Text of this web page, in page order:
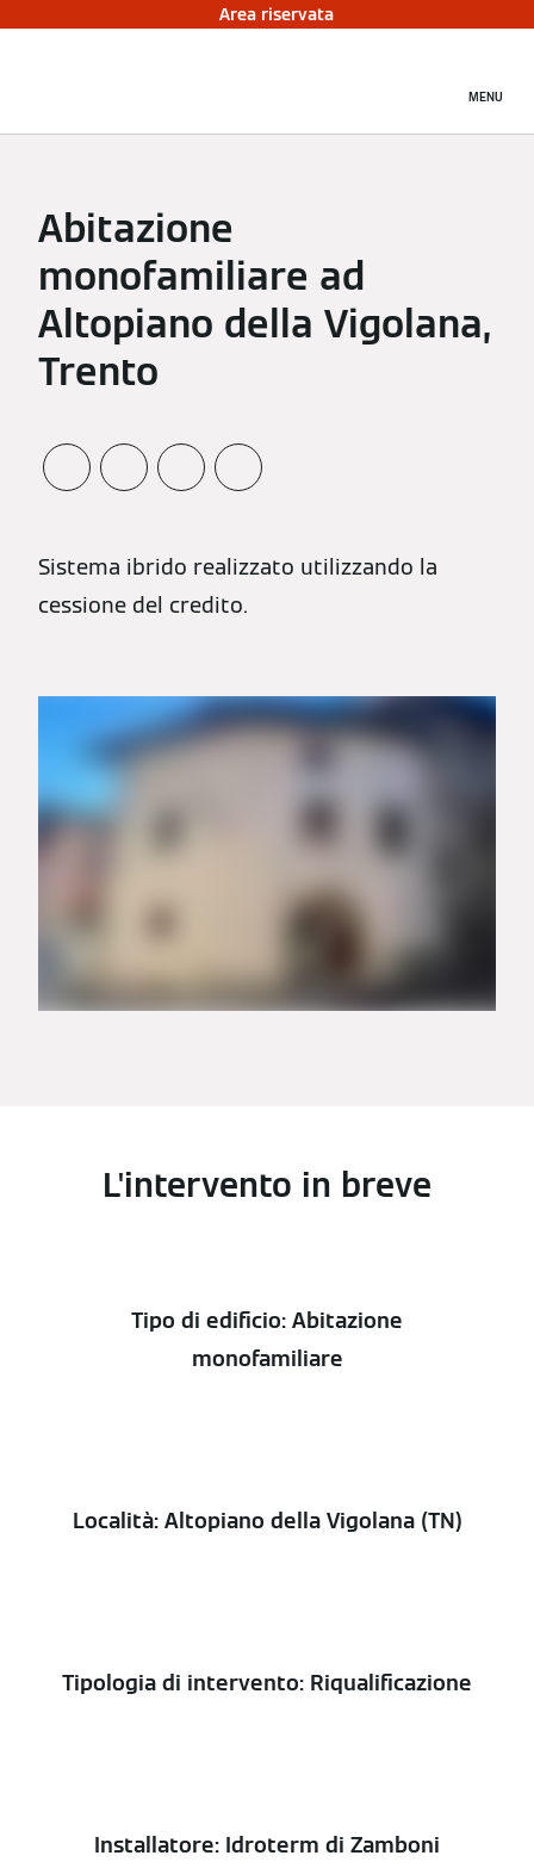
Area riservata
MENU
Abitazione
monofamiliare ad
Altopiano della Vigolana,
Trento
Sistema ibrido realizzato utilizzando la
cessione del credito.
L'intervento in breve
Tipo di edificio: Abitazione
monofamiliare
Località: Altopiano della Vigolana (TN)
Tipologia di intervento: Riqualificazione
Installatore: Idroterm di Zamboni